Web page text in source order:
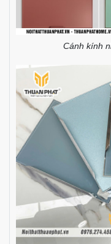
Cánh kính